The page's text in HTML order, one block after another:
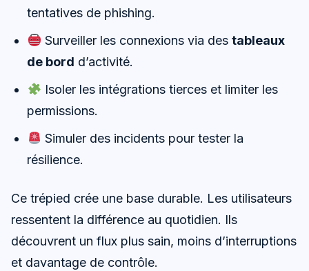
tentatives de phishing.
Surveiller les connexions via des tableaux
de bord d’activité.
Isoler les intégrations tierces et limiter les
permissions.
Simuler des incidents pour tester la
résilience.
Ce trépied crée une base durable. Les utilisateurs
ressentent la différence au quotidien. Ils
découvrent un flux plus sain, moins d’interruptions
et davantage de contrôle.